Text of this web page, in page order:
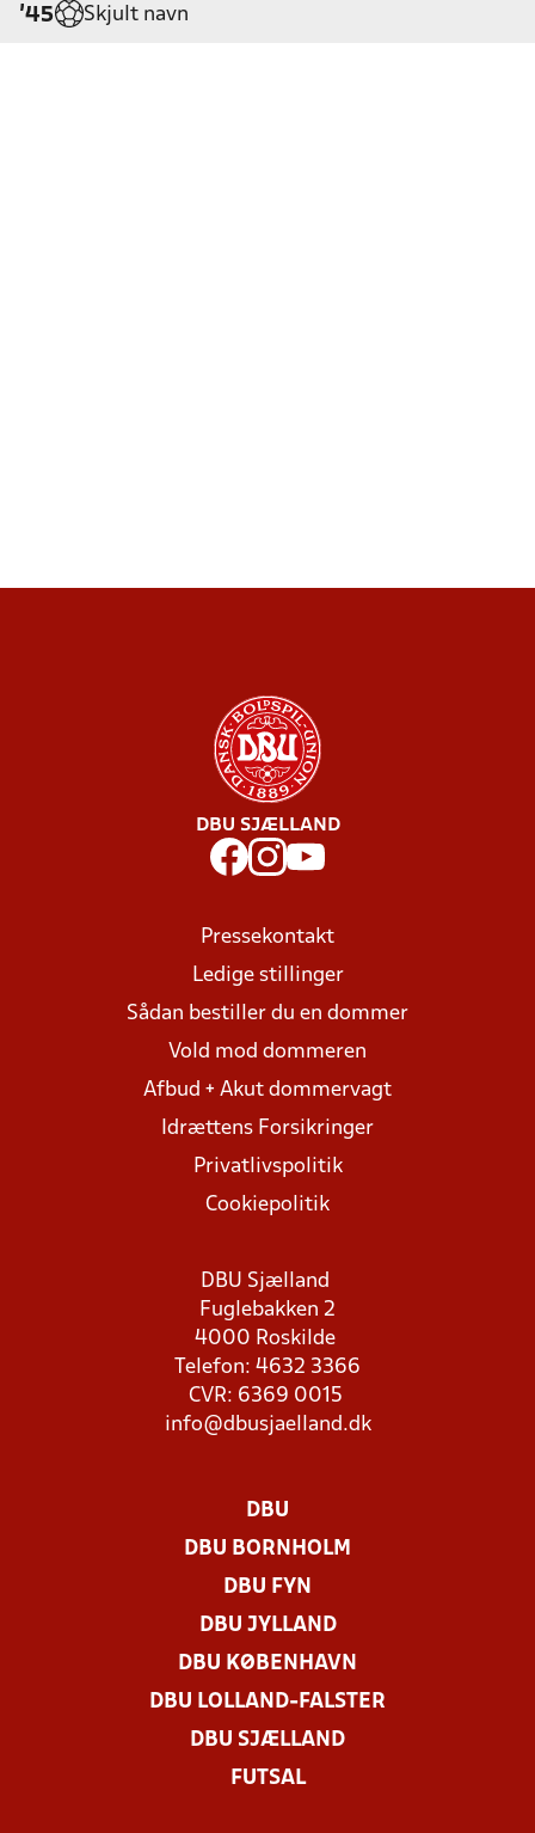
'45 Skjult navn
DBU SJÆLLAND
Pressekontakt
Ledige stillinger
Sådan bestiller du en dommer
Vold mod dommeren
Afbud + Akut dommervagt
Idrættens Forsikringer
Privatlivspolitik
Cookiepolitik
DBU Sjælland
Fuglebakken 2
4000 Roskilde
Telefon: 4632 3366
CVR: 6369 0015
info@dbusjaelland.dk
DBU
DBU BORNHOLM
DBU FYN
DBU JYLLAND
DBU KØBENHAVN
DBU LOLLAND-FALSTER
DBU SJÆLLAND
FUTSAL